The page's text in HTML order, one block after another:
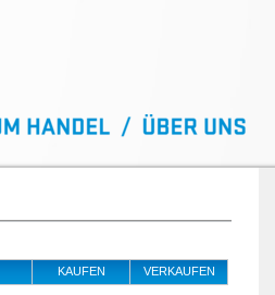
KAUFEN VERKAUFEN